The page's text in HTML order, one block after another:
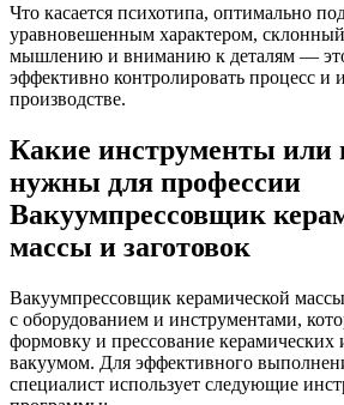
Что касается психотипа, оптимально
уравновешенным характером,
мышлению и вниманию к деталям — это
эффективно контролировать процесс и
производстве.
Какие инструменты или
нужны для профессии
Вакуумпрессовщик
массы и заготовок
Вакуумпрессовщик керамической массы
с оборудованием и инструментами,
формовку и прессование керамических
вакуумом. Для эффективного
специалист использует следующие